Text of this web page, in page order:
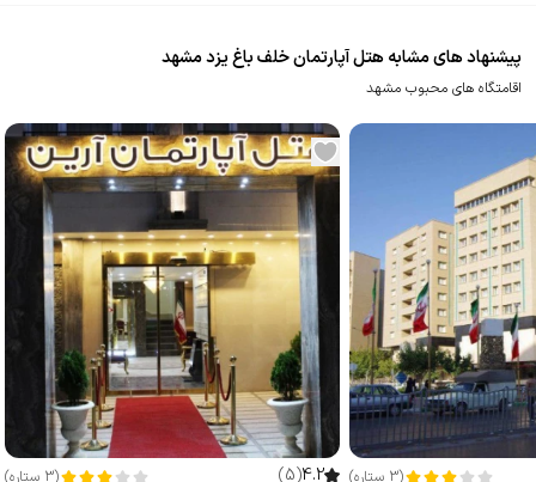
پیشنهاد های مشابه هتل آپارتمان خلف باغ یزد مشهد
اقامتگاه های محبوب مشهد
(
3 ستاره)
4.2
(
5
)
(
3 ستاره)